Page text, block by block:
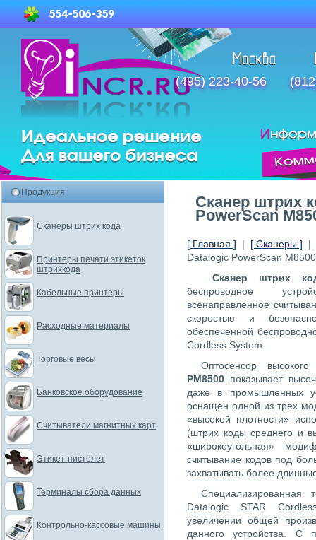
(495) 223-40-56
Сканер штрих
PowerScan
[ Главная ] | [ Сканеры ] |
Datalogic PowerScan M8500
Сканер штрих
беспроводное
всенаправленное
скоростью и
обеспеченной
Cordless System.
Оптосенсор
PM8500 показывает
даже в промышленных
оснащен одной из трех
«высокой плотности»
(штрих коды среднего и
«широкоугольная»
считывание кодов под
захватывать более
Datalogic STAR
увеличении общей
данного устройства. С
Продукция
Сканеры штрих кода
Принтеры печати этикеток
штрихкода
Кабельные принтеры
Расходные материалы
Торговые весы
Банковское оборудование
Считыватели магнитных карт
Этикет-пистолет
Терминалы сбора данных
Контрольно-кассовые машины